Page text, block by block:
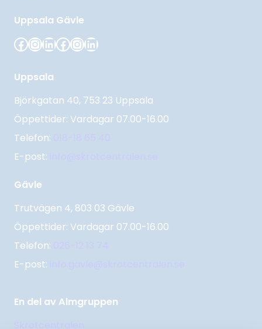
Uppsala
Facebook
Instagram
LinkedIn
Gävle
Facebook
Instagram
LinkedIn
Uppsala
Björkgatan 40, 753 23 Uppsala
Öppettider: Vardagar 07.00-16.00
Telefon:
E-post:
Gävle
Trutvägen 4, 803 03 Gävle
Öppettider: Vardagar 07.00-16.00
Telefon:
E-post:
En del av Almgruppen